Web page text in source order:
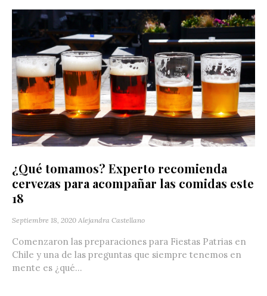
¿Qué tomamos? Experto recomienda
cervezas para acompañar las comidas este
18
Septiembre 18, 2020 Alejandra Castellano
Comenzaron las preparaciones para Fiestas Patrias en
Chile y una de las preguntas que siempre tenemos en
mente es ¿qué...